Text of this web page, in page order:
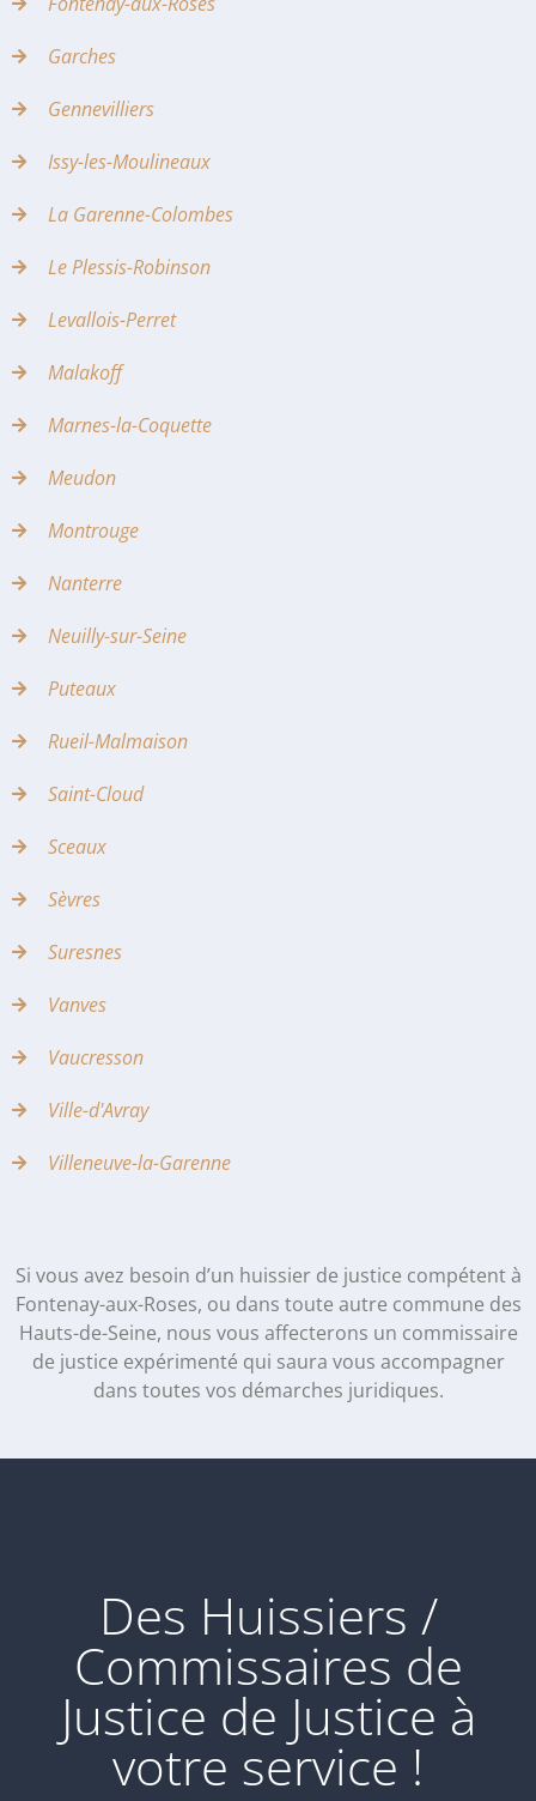
Garches
Gennevilliers
Issy-les-Moulineaux
La Garenne-Colombes
Le Plessis-Robinson
Levallois-Perret
Malakoff
Marnes-la-Coquette
Meudon
Montrouge
Nanterre
Neuilly-sur-Seine
Puteaux
Rueil-Malmaison
Saint-Cloud
Sceaux
Sèvres
Suresnes
Vanves
Vaucresson
Ville-d'Avray
Villeneuve-la-Garenne
Si vous avez besoin d’un huissier de justice compétent à
Fontenay-aux-Roses, ou dans toute autre commune des
Hauts-de-Seine, nous vous affecterons un commissaire
de justice expérimenté qui saura vous accompagner
dans toutes vos démarches juridiques.
Des Huissiers /
Commissaires de
Justice de Justice à
votre service !